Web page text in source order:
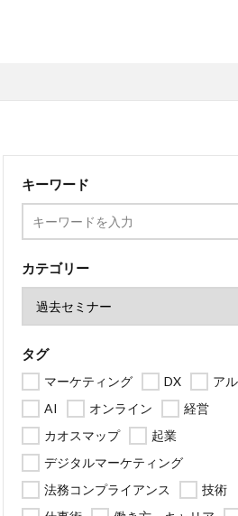
キーワード
カテゴリー
タグ
マーケティング DX
ア
AI
オンライン
経営
カオスマップ
起業
デジタルマーケティング
法務コンプライアンス
技術
起業
企画
地方創生